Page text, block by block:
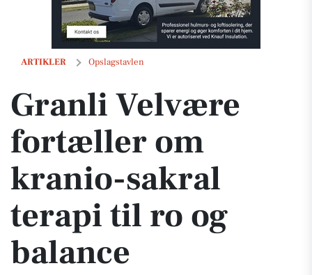
ARTIKLER Opslagstavlen
Granli Velvære fortæller om kranio-sakral terapi til ro og balance
Granli Velvære
fortæller om
kranio-sakral
terapi til ro og
balance